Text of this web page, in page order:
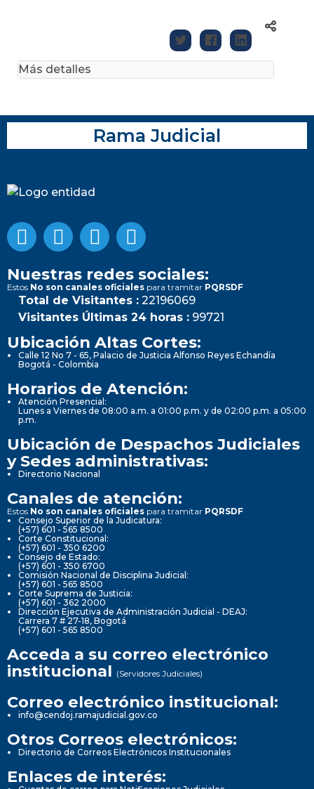
Más detalles
Rama Judicial
Nuestras redes sociales:
Estos No son canales oficiales para tramitar PQRSDF
Total de Visitantes : 22196069
Visitantes Últimas 24 horas : 99721
Ubicación Altas Cortes:
Calle 12 No 7 - 65, Palacio de Justicia Alfonso Reyes Echandía
Bogotá - Colombia
Horarios de Atención:
Atención Presencial:
Lunes a Viernes de 08:00 a.m. a 01:00 p.m. y de 02:00 p.m. a 05:00
p.m.
Ubicación de Despachos Judiciales
y Sedes administrativas:
Directorio Nacional
Canales de atención:
Estos No son canales oficiales para tramitar PQRSDF
Consejo Superior de la Judicatura:
(+57) 601 - 565 8500
Corte Constitucional:
(+57) 601 - 350 6200
Consejo de Estado:
(+57) 601 - 350 6700
Comisión Nacional de Disciplina Judicial:
(+57) 601 - 565 8500
Corte Suprema de Justicia:
(+57) 601 - 362 2000
Dirección Ejecutiva de Administración Judicial - DEAJ:
Carrera 7 # 27-18, Bogotá
(+57) 601 - 565 8500
Acceda a su correo electrónico
institucional (Servidores Judiciales)
Correo electrónico institucional:
info@cendoj.ramajudicial.gov.co
Otros Correos electrónicos:
Directorio de Correos Electrónicos Institucionales
Enlaces de interés: